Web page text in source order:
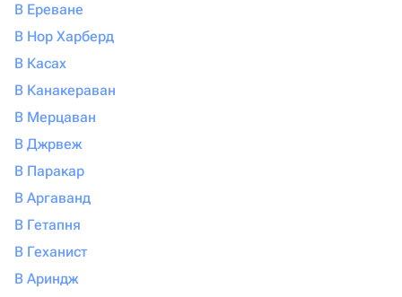
В Ереване
В Нор Харберд
В Касах
В Канакераван
В Мерцаван
В Джрвеж
В Паракар
В Аргаванд
В Гетапня
В Геханист
В Ариндж